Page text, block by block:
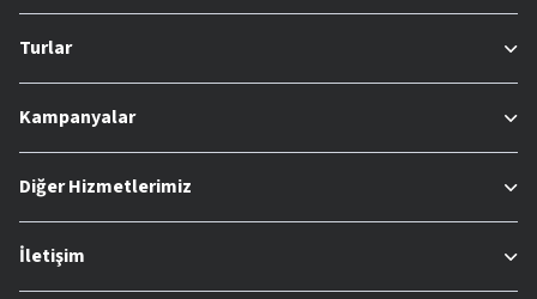
Turlar
Kampanyalar
Diğer Hizmetlerimiz
İletişim